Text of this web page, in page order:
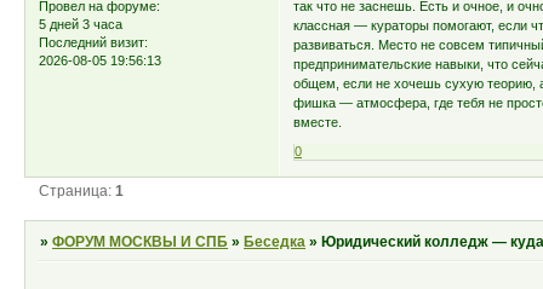
Провел на форуме:
5 дней 3 часа
Последний визит:
2026-08-05 19:56:13
так что не заснешь. Есть и очное, и
классная — кураторы помогают, если
развиваться. Место не совсем
предпринимательские навыки, что
общем, если не хочешь сухую теорию,
фишка — атмосфера, где тебя не
вместе.
0
Страница:1
»ФОРУМ МОСКВЫ И СПБ » Беседка » Юридический колледж —